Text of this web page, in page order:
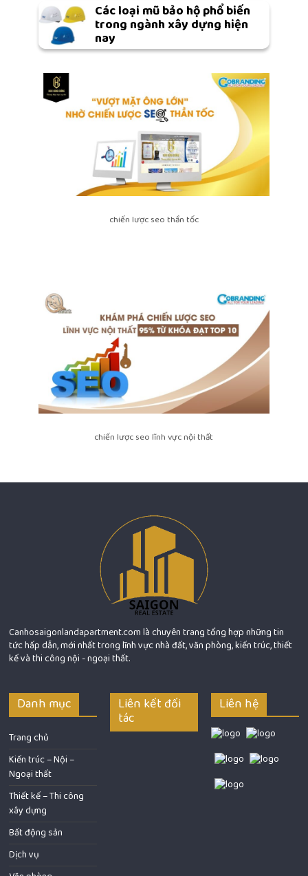
Các loại mũ bảo hộ phổ biến
trong ngành xây dựng hiện
nay
chiến lược seo thần tốc
chiến lược seo lĩnh vực nội thất
Canhosaigonlandapartment.com là chuyên trang tổng hợp những tin
tức hấp dẫn, mới nhất trong lĩnh vực nhà đất, văn phòng, kiến trúc, thiết
kế và thi công nội - ngoại thất.
Danh mục
Trang chủ
Kiến trúc – Nội –
Ngoại thất
Thiết kế – Thi công
xây dựng
Bất động sản
Dịch vụ
Liên kết đối
tác
Liên hệ